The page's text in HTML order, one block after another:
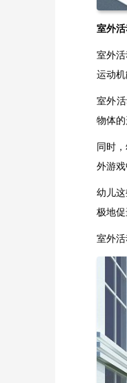
室外活
室外
运动机
室外
物体的
同时
外游
幼儿
极地促
室外